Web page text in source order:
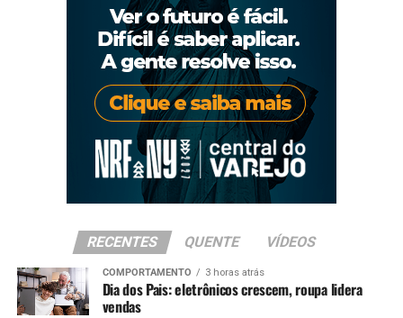
RECENTES QUENTE VÍDEOS
COMPORTAMENTO 3 horas atrás
Dia dos Pais: eletrônicos crescem, roupa lidera
vendas